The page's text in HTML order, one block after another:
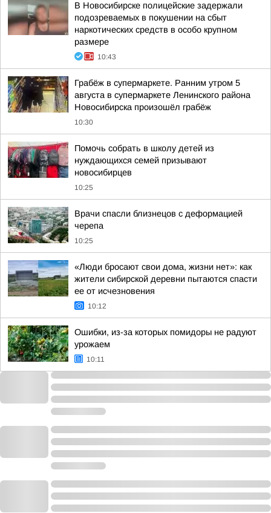
В Новосибирске полицейские задержали
подозреваемых в покушении на сбыт
наркотических средств в особо крупном
размере
10:43
Грабёж в супермаркете. Ранним утром 5
августа в супермаркете Ленинского района
Новосибирска произошёл грабёж
10:30
Помочь собрать в школу детей из
нуждающихся семей призывают
новосибирцев
10:25
Врачи спасли близнецов с деформацией
черепа
10:25
«Люди бросают свои дома, жизни нет»: как
жители сибирской деревни пытаются спасти
ее от исчезновения
10:12
Ошибки, из-за которых помидоры не радуют
урожаем
10:11